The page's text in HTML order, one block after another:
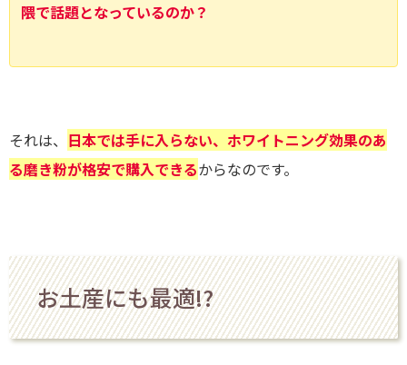
隈で話題となっているのか？
それは、 日本では手に入らない、ホワイトニング効果のあ
る磨き粉が格安で購入できるからなのです。
お土産にも最適!?